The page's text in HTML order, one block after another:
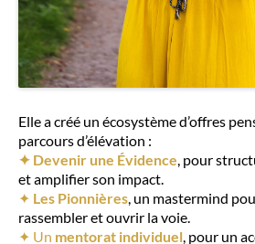
Elle a créé un écosystème d’offres
parcours d’élévation :
✦ Devenir une Évidence , pour
et amplifier son impact.
✦ Les Pionnières , un mastermind
rassembler et ouvrir la voie.
✦ Un mentorat individuel , pour un